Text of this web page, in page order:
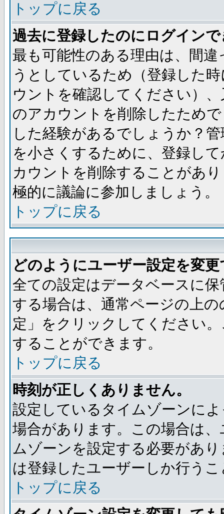
トップに戻る
過去に登録したのにログイン
最も可能性のある理由は、間
うとしているため（登録した
ウントを確認してください）
のアカウントを削除したため
した経験があるでしょうか？
を小さくするために、登録し
カウントを削除することがあ
極的に議論に参加しましょう。
トップに戻る
どのようにユーザー設定を変
全ての設定はデータベースに
する場合は、通常ページの上
定」をクリックしてください
することができます。
トップに戻る
時刻が正しくありません。
設定しているタイムゾーンに
場合があります。この場合は
ムゾーンを設定する必要があ
は登録したユーザーしか行う
トップに戻る